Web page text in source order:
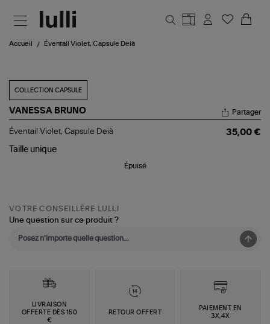
Accueil Éventail Violet, Capsule Deià
COLLECTION CAPSULE
VANESSA BRUNO
Éventail
Capsule
Partager
Éventail Violet, Capsule Deià
35,00 €
Taille unique
Épuisé
VOTRE CONSEILLÈRE LULLI
Une question sur ce produit ?
LIVRAISON
OFFERTE DÈS 150
€
RETOUR OFFERT
PAIEMENT EN
3X,4X